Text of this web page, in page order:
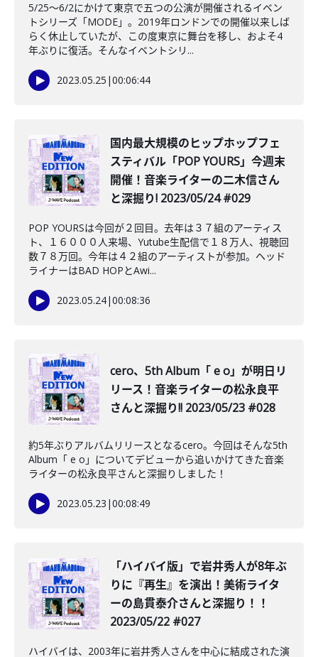
5/25〜6/2にかけて東京で五つの公演が開催されるイベン
トシリーズ「MODE」。2019年ロンドンでの開催以来しば
らく休止していたが、この度東京に舞台を移し、およそ4
年ぶりに復活。そんなイベントシリ...
2023.05.25 |00:06:44
国内最大規模のヒップホップフェ
スティバル「POP YOURS」今週末
開催！音楽ライターの二木信さん
と深掘り! 2023/05/24 #029
POP YOURSは今回が２回目。去年は３７組のアーティス
ト、１６０００人来場、Yutube生配信で１８万人、視聴回
数７８万回。今年は４２組のアーティストが参加。ヘッド
ライナーはBAD HOPとAwi...
2023.05.24|00:08:36
️cero、5th Album「 e o」が明日リ
リース！音楽ライターの松永良平
さんと深掘り!! 2023/05/23 #028
約5年ぶりアルバムリリースとなるcero。今回はそんな5th
Album「 e o」についてデビューから追いかけてきた音楽
ライターの松永良平さんと深掘りしました！
2023.05.23 |00:08:49
「ハイバイ版」で岩井秀人が8年ぶ
りに『再生』を演出！美術ライタ
ーの島貫泰介さんと深掘り！！
2023/05/22 #027
ハイバイは、2003年に岩井秀人さんを中心に結成された演